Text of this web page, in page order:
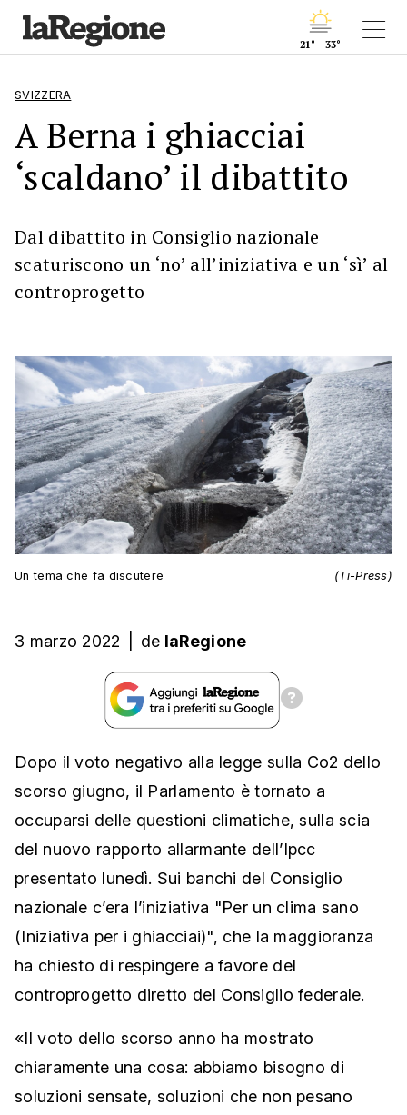
21° - 33°
SVIZZERA
A Berna i ghiacciai
‘scaldano’ il dibattito
Dal dibattito in Consiglio nazionale
scaturiscono un ‘no’ all’iniziativa e un ‘sì’ al
controprogetto
Un tema che fa discutere (Ti-Press)
3 marzo 2022 de laRegione
Dopo il voto negativo alla legge sulla Co2 dello
scorso giugno, il Parlamento è tornato a
occuparsi delle questioni climatiche, sulla scia
del nuovo rapporto allarmante dell’Ipcc
presentato lunedì. Sui banchi del Consiglio
nazionale c’era l’iniziativa "Per un clima sano
(Iniziativa per i ghiacciai)", che la maggioranza
ha chiesto di respingere a favore del
controprogetto diretto del Consiglio federale.
«Il voto dello scorso anno ha mostrato
chiaramente una cosa: abbiamo bisogno di
soluzioni sensate, soluzioni che non pesano